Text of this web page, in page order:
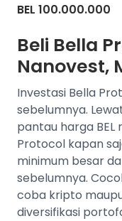
BEL 100.000.000
Beli Bella
Nanovest,
Investasi Bella
sebelumnya.
pantau harga
Protocol kapan
minimum besar
sebelumnya.
coba kripto
diversifikasi